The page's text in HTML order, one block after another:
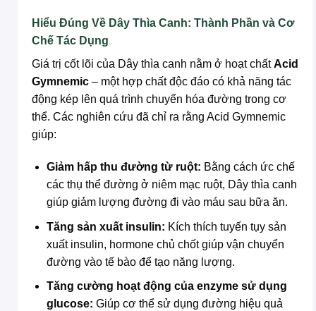
Hiểu Đúng Về Dây Thìa Canh: Thành Phần và Cơ
Chế Tác Dụng
Giá trị cốt lõi của Dây thìa canh nằm ở hoạt chấtAcid
Gymnemic – một hợp chất độc đáo có khả năng tác
động kép lên quá trình chuyển hóa đường trong cơ
thể. Các nghiên cứu đã chỉ ra rằng Acid Gymnemic
giúp:
Giảm hấp thu đường từ ruột: Bằng cách ức chế
các thụ thể đường ở niêm mạc ruột, Dây thìa canh
giúp giảm lượng đường đi vào máu sau bữa ăn.
Tăng sản xuất insulin: Kích thích tuyến tụy sản
xuất insulin, hormone chủ chốt giúp vận chuyển
đường vào tế bào để tạo năng lượng.
Tăng cường hoạt động của enzyme sử dụng
glucose: Giúp cơ thể sử dụng đường hiệu quả